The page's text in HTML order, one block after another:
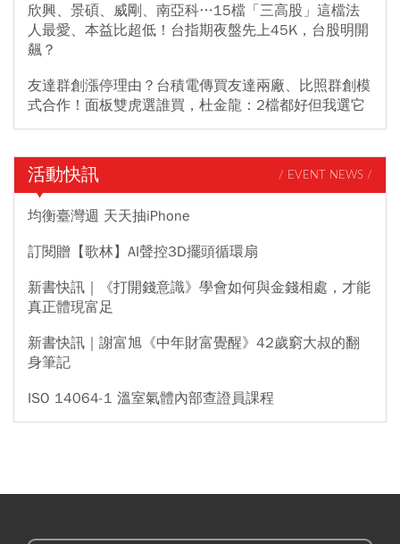
欣興、景碩、威剛、南亞科…15檔「三高股」這檔法
人最愛、本益比超低！台指期夜盤先上45K，台股明開
飆？
友達群創漲停理由？台積電傳買友達兩廠、比照群創模
式合作！面板雙虎選誰買，杜金龍：2檔都好但我選它
活動快訊 / EVENT NEWS /
均衡臺灣週 天天抽iPhone
訂閱贈【歌林】AI聲控3D擺頭循環扇
新書快訊｜《打開錢意識》學會如何與金錢相處，才能
真正體現富足
新書快訊｜謝富旭《中年財富覺醒》42歲窮大叔的翻
身筆記
ISO 14064-1 溫室氣體內部查證員課程